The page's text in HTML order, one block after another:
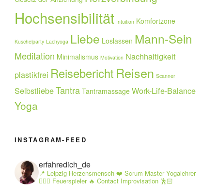
Hochsensibilität Intuition Komfortzone
Kuschelparty Lachyoga Liebe Loslassen Mann-Sein
Meditation Minimalismus Motivation Nachhaltigkeit
plastikfrei Reisebericht Reisen Scanner
SelbstliebeTantra Tantramassage Work-Life-Balance
Yoga
INSTAGRAM-FEED
erfahredich_de
📍 Leipzig Herzensmensch ❤️ Scrum Master Yogalehrer
🧘🏻‍♂️ Feuerspieler 🔥 Contact Improvisation 🕺🏻